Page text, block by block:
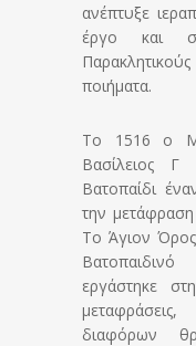
ανέπτυξε
έργο και
ποιήματα.
Το 1516 ο
Βασίλειος Γ
Βατοπαίδι
την
Το Άγιον
εργάστηκε
μεταφράσεις,
διαφόρων